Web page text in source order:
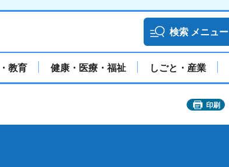
検索 メニュー
教育 健康・医療・福祉 しごと・産業
印刷